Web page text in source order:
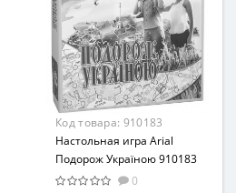
Возраст
От 7 лет
Материал
Картон
Код товара: 910183
Настольная игра Arial
Подорож Україною 910183
0